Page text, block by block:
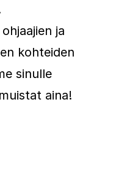
ja
kohteiden
sinulle
aina!